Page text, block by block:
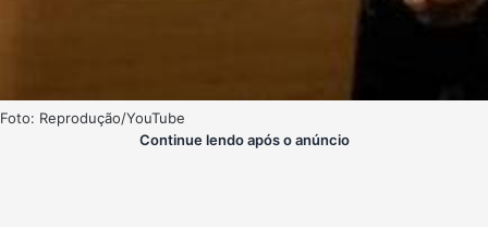
Foto: Reprodução/YouTube
Continue lendo após o anúncio